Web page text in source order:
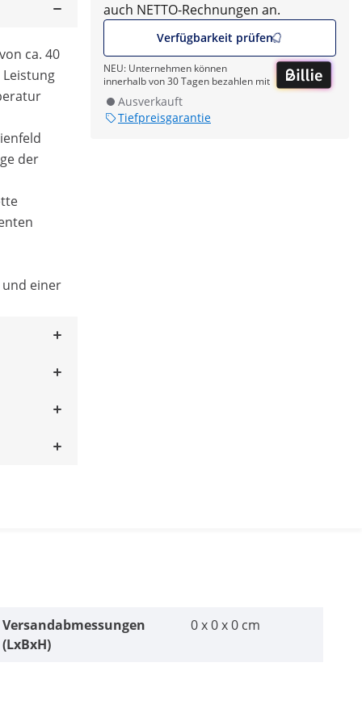
auch NETTO-Rechnungen an.
Verfügbarkeit prüfen
NEU: Unternehmen können
innerhalb von 30 Tagen bezahlen mit
Ausverkauft
Tiefpreisgarantie
ca. 40
Leistung
der
und einer
Versandabmessungen
(LxBxH)
0 x 0 x 0 cm